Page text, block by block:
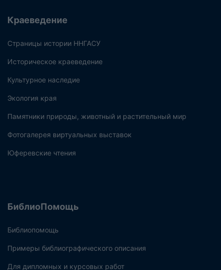
Краеведение
Страницы истории ННГАСУ
Историческое краеведение
Культурное наследие
Экология края
Памятники природы, животный и растительный мир
Фотогалерея виртуальных выставок
Юферевские чтения
БиблиоПомощь
Библиопомощь
Примеры библиографического описания
Для дипломных и курсовых работ